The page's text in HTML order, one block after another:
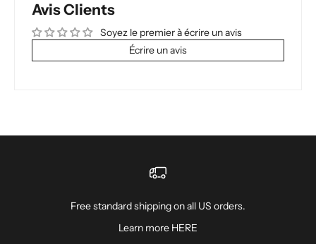
Avis Clients
Soyez le premier à écrire un avis
Écrire un avis
Free standard shipping on all US orders.
Learn more HERE